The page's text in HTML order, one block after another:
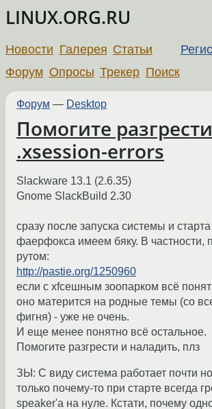
LINUX.ORG.RU
Новости Галерея Статьи
Форум Опросы Трекер Поиск
Форум — Desktop
Помогите разгрести
.xsession-errors
Slackware 13.1 (2.6.35)
Gnome SlackBuild 2.30
сразу после запуска системы и старта
фаерфокса имеем бяку. В частности,
рутом:
http://pastie.org/1250960
если с xfceшным зоопарком всё
оно матерится на родные темы (со
фигня) - уже не очень.
И еще менее понятно всё остальное.
Помогите разгрести и наладить, плз
ЗЫ: С виду система работает почти
только почему-то при старте всегда
speaker'а на нуле. Кстати, почему